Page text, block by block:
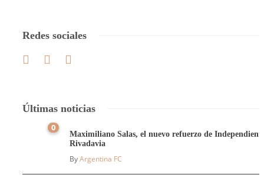
Redes sociales
Últimas noticias
0
Maximiliano Salas, el nuevo refuerzo de
Rivadavia
ByArgentina FC